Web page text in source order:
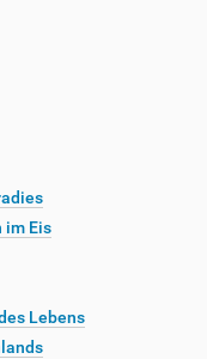
im Eis
Lebens